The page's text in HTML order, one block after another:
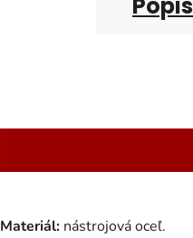
Popis
Materiál: nástrojová oceľ.